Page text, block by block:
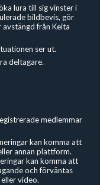
lura till sig vinster i
bildbevis, gör
från Keita
ser ut.
deltagare.
medlemmar
kan komma att
annan plattform.
kan komma att
och förväntas
video.